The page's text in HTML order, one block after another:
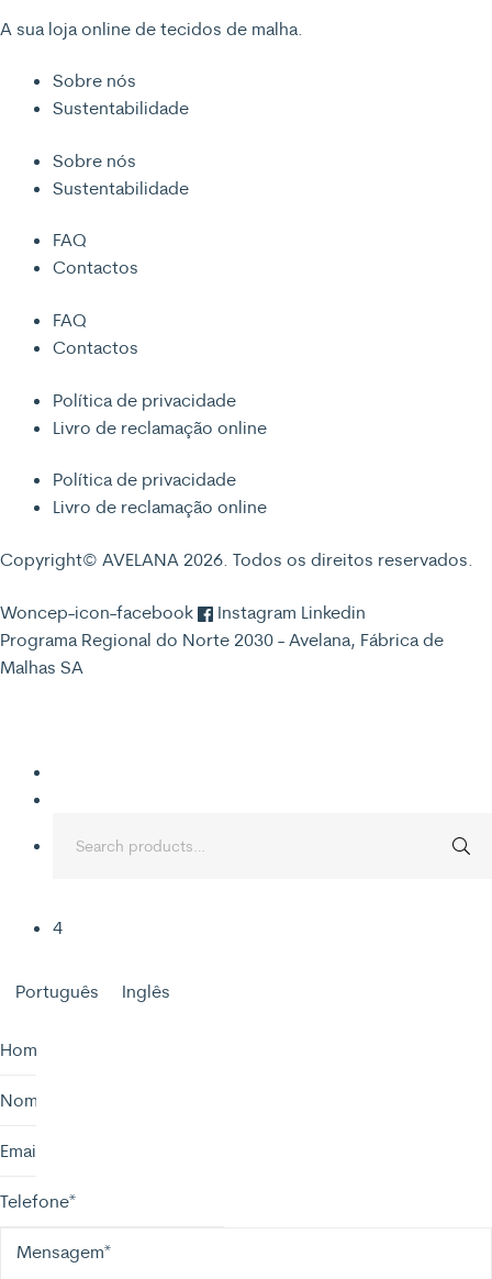
A sua loja online de tecidos de malha.
Sobre nós
Sustentabilidade
Sobre nós
Sustentabilidade
FAQ
Contactos
FAQ
Contactos
Política de privacidade
Livro de reclamação online
Política de privacidade
Livro de reclamação online
Copyright© AVELANA 2026. Todos os direitos reservados.
Woncep-icon-facebook Instagram Linkedin
Programa Regional do Norte 2030 - Avelana, Fábrica de
Malhas SA
4
Português Inglês